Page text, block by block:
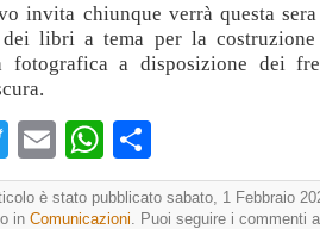
invita chiunque verrà questa
dei libri a tema per la
fotografica a disposizione dei
TwitterEmailWhatsApp
è stato pubblicato sabato, 1 Febbraio
in Comunicazioni . Puoi seguire i commenti